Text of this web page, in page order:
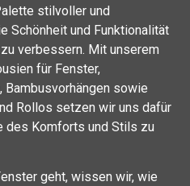
stilvoller und
Schönheit und Funktionalität
verbessern. Mit unserem
für Fenster,
sowie
Rollos setzen wir uns dafür
des Komforts und Stils zu
geht, wissen wir, wie